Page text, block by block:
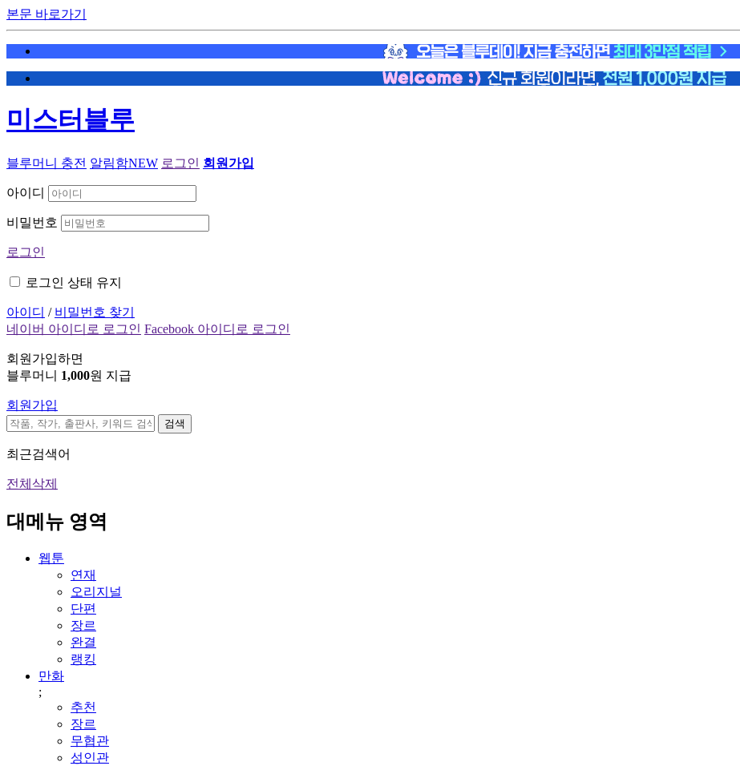
본문 바로가기
미스터블루
블루머니 충전 알림함NEW 로그인 회원가입
아이디
비밀번호
로그인
로그인 상태 유지
아이디 / 비밀번호 찾기
네이버 아이디로 로그인 Facebook 아이디로 로그인
회원가입하면
블루머니 1,000원 지급
회원가입
검색
최근검색어
전체삭제
대메뉴 영역
웹툰
연재
오리지널
단편
장르
완결
랭킹
만화
;
추천
장르
무협관
성인관